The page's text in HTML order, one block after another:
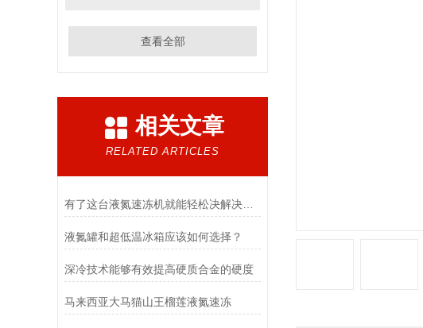
查看全部
相关文章
RELATED ARTICLES
有了这台液氮速冻机就能轻松决解决生鲜肉难保鲜问题
液氮罐和超低温冰箱应该如何选择？
深冷技术能够有效提高硬质合金的硬度
马来西亚大马猫山王榴莲液氮速冻